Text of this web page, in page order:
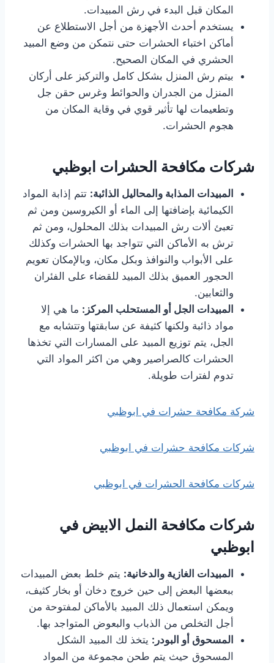
المكان قبل البدء في رش المبيدات.
يستخدم أحدث الأجهزة من أجل الاستطلاع عن
أماكن اختباء الحشرات حتى نتمكن من وضع المبيد
الحشري في المكان الصحيح.
بيتم رش المنزل بشكل كامل والتركيز على أركان
المنزل من الجدران والحوائط وغرس حقن جل
وتطعيمات لها تأثير قوي في وقاية المكان من
هجوم الحشرات.
شركات مكافحة الحشرات ابوظبي
المبيدات المذابة والمحاليل الذائبة: تتم إذابة المواد
الكيمائية بإضافتها إلى الماء أو الكيروسين ومن ثم
تعبئ ألات رش المبيدات بذلك المحلول، ومن ثم
ترش به الأماكن التي تتواجد بها الحشرات وكذلك
على الأبواب والنوافذ وبكل مكان، وبالإمكان تعويم
الحجور العميق بذلك المبيد للقضاء على الفئران
والثعابين.
المبيدات الجل أو المستحلب المركز: ما هي إلا
مواد ذائبة ولكنها كثيفة عن سابقتها وتتشابه مع
الجل، يتم توزيع المبيد على المسارات التي تخذها
الحشرات كالصراصير وهي من اكثر المواد التي
تدوم لفترات طويلة.
شركة مكافحة حشرات في ابوظبي
شركات مكافحة حشرات في ابوظبي
شركات مكافحة الحشرات في ابوظبي
شركات مكافحة النمل الابيض في
ابوظبي
المبيدات الغازية والدخانية: يتم خلط بعض المبيدات
ببعضها البعض إلى حين خروج دخان أو بخار كثيف،
ويمكن استعمال ذلك المبيد بالأماكن لمفتوحة من
أجل التخلص من الذباب والبعوض المتواجد بها.
المسحوق أو البودر: يتخذ لك المبيد الشكل
المسحوق حيث يتم طحن مجموعة من المواد